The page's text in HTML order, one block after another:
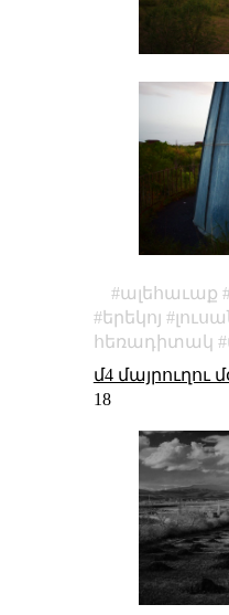
ալեհաւաք
երեկոյ
հեռադիտակ
մ4 մայրուղու
18